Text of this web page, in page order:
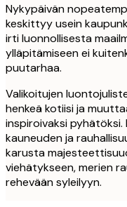
Nykypäivän
keskittyy usein
irti luonnollisesta
ylläpitämiseen ei
puutarhaa.
Valikoitujen
henkeä kotiisi ja
inspiroivaksi
kauneuden ja
karusta
viehätykseen, merien
rehevään syleilyyn.